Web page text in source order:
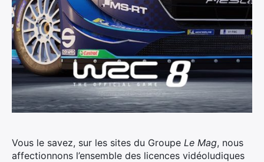
Vous le savez, sur les sites du Groupe Le Mag, nous
affectionnons l’ensemble des licences vidéoludiques